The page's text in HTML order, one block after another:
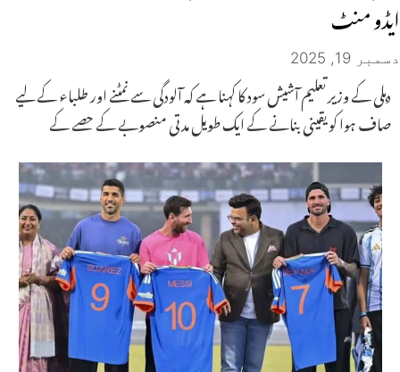
ایڈو منٹ
دسمبر 19, 2025
دہلی کے وزیر تعلیم آشیش سود کا کہنا ہے کہ آلودگی سے نمٹنے اور طلباء کے لیے
صاف ہوا کو یقینی بنانے کے ایک طویل مدتی منصوبے کے حصے کے